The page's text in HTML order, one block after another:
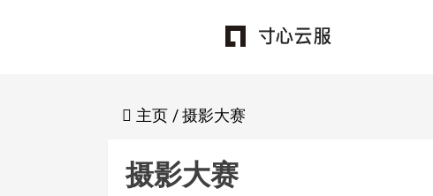
主页 /摄影大赛
摄影大赛